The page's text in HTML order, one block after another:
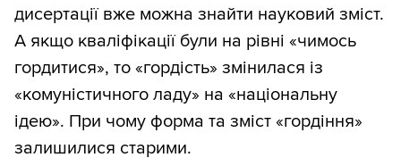
дисертації вже можна знайти науковий зміст.
А якщо кваліфікації були на рівні «чимось
гордитися», то «гордість» змінилася із
«комуністичного ладу» на «національну
ідею». При чому форма та зміст «гордіння»
залишилися старими.